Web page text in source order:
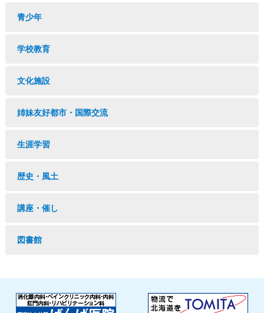
青少年
学校教育
文化施設
姉妹友好都市・国際交流
生涯学習
歴史・風土
講座・催し
図書館